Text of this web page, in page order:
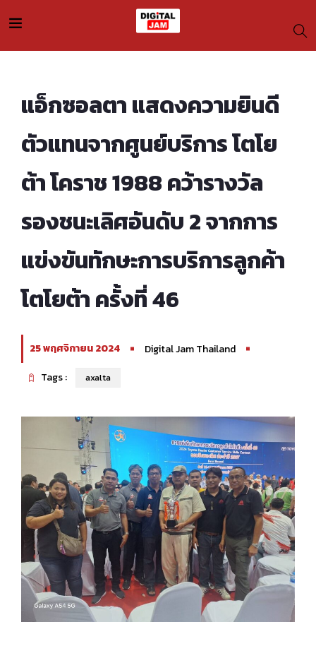
แอ็กซอลตา แสดงความยินดี
ตัวแทนจากศูนย์บริการ โตโย
ต้า โคราช 1988 คว้ารางวัล
รองชนะเลิศอันดับ 2 จากการ
แข่งขันทักษะการบริการลูกค้า
โตโยต้า ครั้งที่ 46
25 พฤศจิกายน 2024
Digital Jam Thailand
Tags :
axalta